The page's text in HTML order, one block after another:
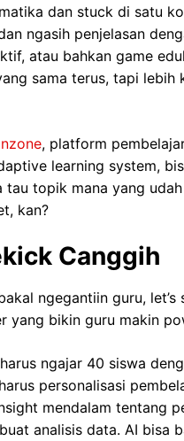
dan stuck di satu
ngasih penjelasan
atau bahkan game
sama terus, tapi
, platform
learning system,
topik mana yang
kan?
Canggih
ngegantiin guru,
yang bikin guru makin
ngajar 40 siswa
personalisasi
mendalam tentang
analisis data. AI bisa